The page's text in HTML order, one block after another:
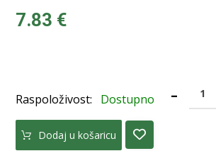
7.83 €
Raspoloživost: Dostupno -
Dodaj u košaricu